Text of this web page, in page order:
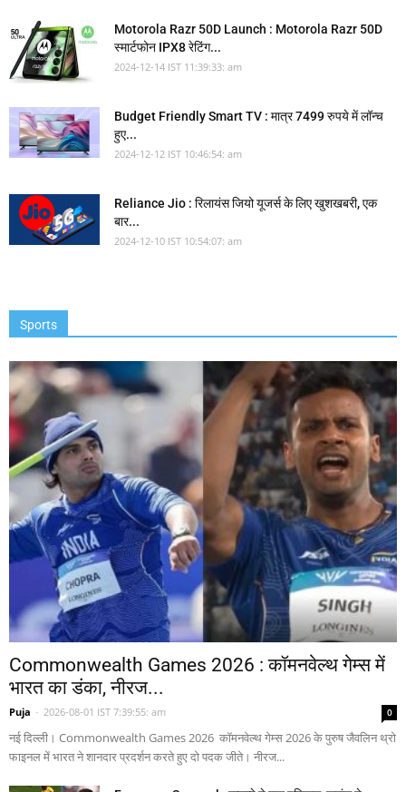
Motorola Razr 50D Launch : Motorola Razr 50D
स्मार्टफोन IPX8 रेटिंग...
2024-12-14 IST 11:39:33: am
Budget Friendly Smart TV : मात्र 7499 रुपये में लॉन्च
हुए...
2024-12-12 IST 10:46:54: am
Reliance Jio : रिलायंस जियो यूजर्स के लिए खुशखबरी, एक
बार...
2024-12-10 IST 10:54:07: am
Sports
Commonwealth Games 2026 : कॉमनवेल्थ गेम्स में
भारत का डंका, नीरज...
Puja - 2026-08-01 IST 7:39:55: am 0
नई दिल्ली। Commonwealth Games 2026 कॉमनवेल्थ गेम्स 2026 के पुरुष जैवलिन थ्रो
फाइनल में भारत ने शानदार प्रदर्शन करते हुए दो पदक जीते। नीरज...